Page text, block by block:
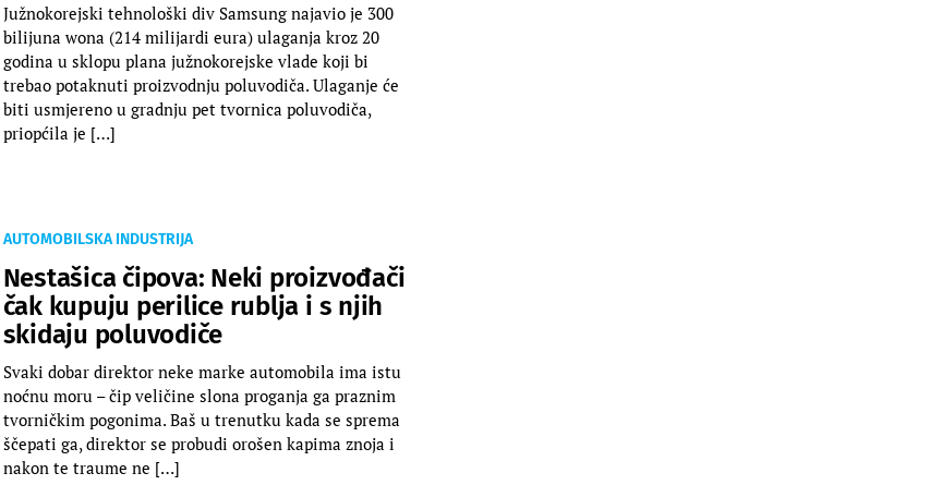
Južnokorejski tehnološki div Samsung najavio je 300
bilijuna wona (214 milijardi eura) ulaganja kroz 20
godina u sklopu plana južnokorejske vlade koji bi
trebao potaknuti proizvodnju poluvodiča. Ulaganje će
biti usmjereno u gradnju pet tvornica poluvodiča,
priopćila je […]
AUTOMOBILSKA INDUSTRIJA
Nestašica čipova: Neki proizvođači
čak kupuju perilice rublja i s njih
skidaju poluvodiče
Svaki dobar direktor neke marke automobila ima istu
noćnu moru – čip veličine slona proganja ga praznim
tvorničkim pogonima. Baš u trenutku kada se sprema
ščepati ga, direktor se probudi orošen kapima znoja i
nakon te traume ne […]